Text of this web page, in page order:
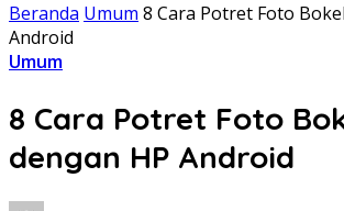
Beranda Umum 8 Cara Potret Foto
Android
Umum
8 Cara Potret Foto
dengan HP Android